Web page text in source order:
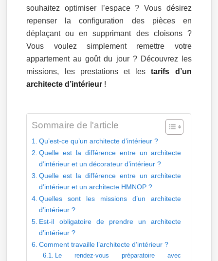
souhaitez optimiser l’espace ? Vous désirez
repenser la configuration des pièces en
déplaçant ou en supprimant des cloisons ?
Vous voulez simplement remettre votre
appartement au goût du jour ? Découvrez les
missions, les prestations et lestarifs d’un
architecte d’intérieur !
Sommaire de l'article
Qu’est-ce qu’un architecte d’intérieur ?
Quelle est la différence entre un architecte
d’intérieur et un décorateur d’intérieur ?
Quelle est la différence entre un architecte
d’intérieur et un architecte HMNOP ?
Quelles sont les missions d’un architecte
d’intérieur ?
Est-il obligatoire de prendre un architecte
d’intérieur ?
Comment travaille l’architecte d’intérieur ?
Le rendez-vous préparatoire avec